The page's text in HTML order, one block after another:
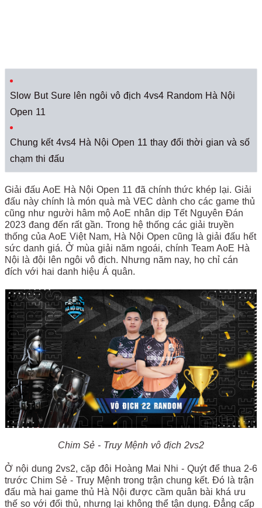
Slow But Sure lên ngôi vô địch 4vs4 Random Hà Nội
Open 11
Chung kết 4vs4 Hà Nội Open 11 thay đổi thời gian và số
chạm thi đấu
Giải đấu AoE Hà Nội Open 11 đã chính thức khép lại. Giải
đấu này chính là món quà mà VEC dành cho các game thủ
cũng như người hâm mộ AoE nhân dịp Tết Nguyên Đán
2023 đang đến rất gần. Trong hệ thống các giải truyền
thống của AoE Việt Nam, Hà Nội Open cũng là giải đấu hết
sức danh giá. Ở mùa giải năm ngoái, chính Team AoE Hà
Nội là đội lên ngôi vô địch. Nhưng năm nay, họ chỉ cán
đích với hai danh hiệu Á quân.
Chim Sẻ - Truy Mệnh vô địch 2vs2
Ở nội dung 2vs2, cặp đôi Hoàng Mai Nhi - Quýt để thua 2-6
trước Chim Sẻ - Truy Mệnh trong trận chung kết. Đó là trận
đấu mà hai game thủ Hà Nội được cầm quân bài khá ưu
thế so với đối thủ, nhưng lại không thể tận dụng. Đẳng cấp